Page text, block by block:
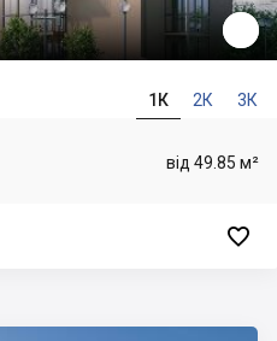
1К 2К 3К
від 49.85 м²
